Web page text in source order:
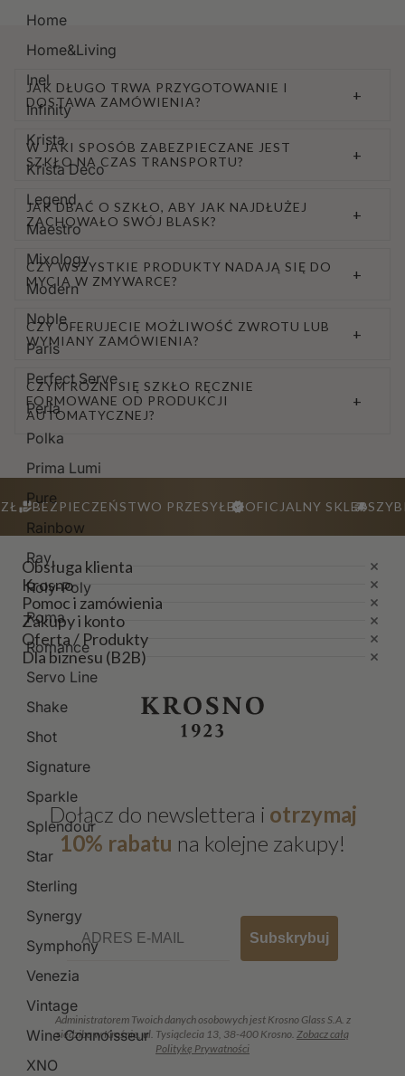
Home
Home&Living
Inel
Infinity
Krista
Krista Deco
Legend
Maestro
Mixology
Modern
Noble
Paris
Perfect Serve
Perla
Polka
Prima Lumi
Pure
Rainbow
Ray
Roly-Poly
Roma
Romance
Servo Line
Shake
Shot
Signature
Sparkle
Splendour
Star
Sterling
Synergy
Symphony
Venezia
Vintage
Wine Connoisseur
XNO
JAK DŁUGO TRWA PRZYGOTOWANIE I
DOSTAWA ZAMÓWIENIA?
+
W JAKI SPOSÓB ZABEZPIECZANE JEST
SZKŁO NA CZAS TRANSPORTU?
+
JAK DBAĆ O SZKŁO, ABY JAK NAJDŁUŻEJ
ZACHOWAŁO SWÓJ BLASK?
+
CZY WSZYSTKIE PRODUKTY NADAJĄ SIĘ DO
MYCIA W ZMYWARCE?
+
CZY OFERUJECIE MOŻLIWOŚĆ ZWROTU LUB
WYMIANY ZAMÓWIENIA?
+
CZYM RÓŻNI SIĘ SZKŁO RĘCZNIE
FORMOWANE OD PRODUKCJI
AUTOMATYCZNEJ?
+
BEZPIECZEŃSTWO PRZESYŁEKOFICJALNY SKLEP
Obsługa klienta
Krosno
Pomoc i zamówienia
Zakupy i konto
Oferta / Produkty
Dla biznesu (B2B)
Dołącz do newslettera i otrzymaj
10% rabatu na kolejne zakupy!
Email
Subskrybuj
Administratorem Twoich danych osobowych jest Krosno Glass S.A. z
siedzibą w Krośnie, ul. Tysiąclecia 13, 38-400 Krosno. Zobacz całą
Politykę Prywatności